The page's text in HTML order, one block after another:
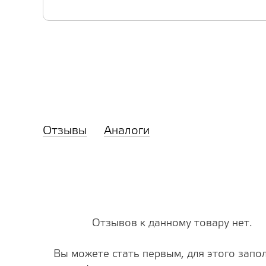
Отзывы Аналоги
Отзывов к данному товару нет.
Вы можете стать первым, для этого